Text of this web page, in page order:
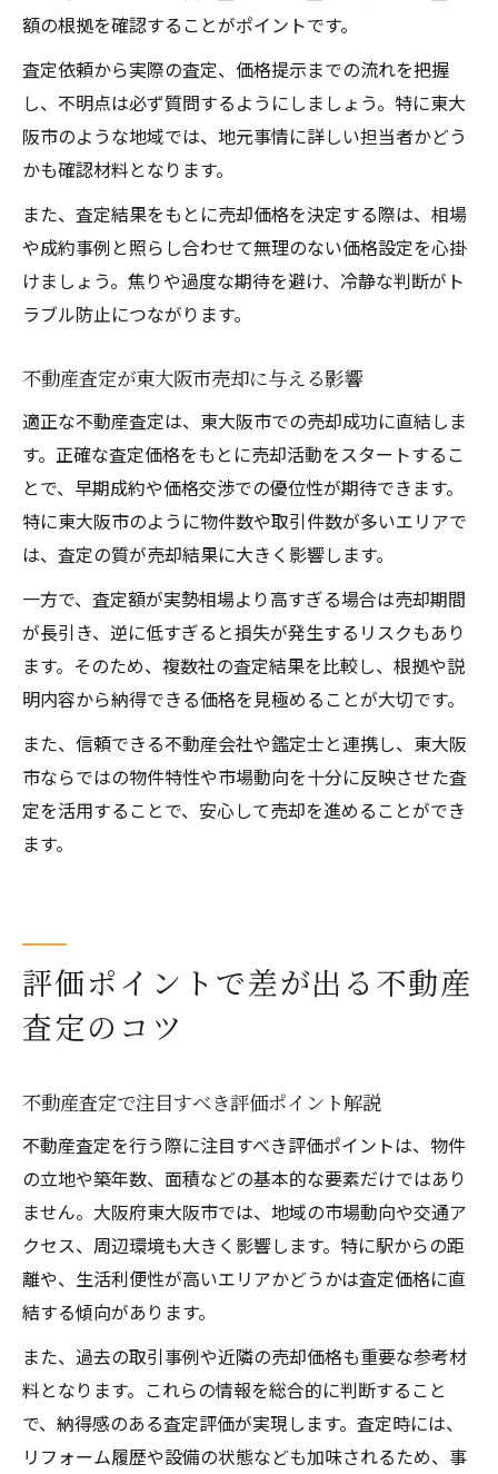
額の根拠を確認することがポイントです。
査定依頼から実際の査定、価格提示までの流れを把握
し、不明点は必ず質問するようにしましょう。特に東大
阪市のような地域では、地元事情に詳しい担当者かどう
かも確認材料となります。
また、査定結果をもとに売却価格を決定する際は、相場
や成約事例と照らし合わせて無理のない価格設定を心掛
けましょう。焦りや過度な期待を避け、冷静な判断がト
ラブル防止につながります。
不動産査定が東大阪市売却に与える影響
適正な不動産査定は、東大阪市での売却成功に直結しま
す。正確な査定価格をもとに売却活動をスタートするこ
とで、早期成約や価格交渉での優位性が期待できます。
特に東大阪市のように物件数や取引件数が多いエリアで
は、査定の質が売却結果に大きく影響します。
一方で、査定額が実勢相場より高すぎる場合は売却期間
が長引き、逆に低すぎると損失が発生するリスクもあり
ます。そのため、複数社の査定結果を比較し、根拠や説
明内容から納得できる価格を見極めることが大切です。
また、信頼できる不動産会社や鑑定士と連携し、東大阪
市ならではの物件特性や市場動向を十分に反映させた査
定を活用することで、安心して売却を進めることができ
ます。
評価ポイントで差が出る不動産
査定のコツ
不動産査定で注目すべき評価ポイント解説
不動産査定を行う際に注目すべき評価ポイントは、物件
の立地や築年数、面積などの基本的な要素だけではあり
ません。大阪府東大阪市では、地域の市場動向や交通ア
クセス、周辺環境も大きく影響します。特に駅からの距
離や、生活利便性が高いエリアかどうかは査定価格に直
結する傾向があります。
また、過去の取引事例や近隣の売却価格も重要な参考材
料となります。これらの情報を総合的に判断すること
で、納得感のある査定評価が実現します。査定時には、
リフォーム履歴や設備の状態なども加味されるため、事